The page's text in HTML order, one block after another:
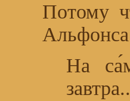
Потому
На